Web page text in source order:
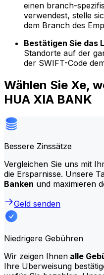
einen branch-
verwendest, stelle
dem Branch des
Bestätigen Sie das
Standorte auf der
der SWIFT-Code
Wählen Sie Xe,
HUA XIA BANK
Bessere Zinssätze
Vergleichen Sie uns mit
die Ersparnisse. Unsere
Banken und maximieren
Geld senden
Niedrigere Gebühren
Wir zeigen Ihnen alle
Ihre Überweisung